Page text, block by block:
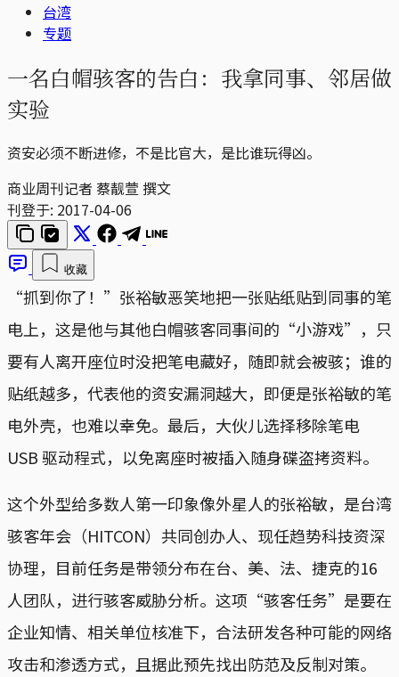
台湾
专题
一名白帽骇客的告白：我拿同事、邻居做
实验
资安必须不断进修，不是比官大，是比谁玩得凶。
商业周刊记者 蔡靓萱 撰文
刊登于: 2017-04-06
收藏
“抓到你了！”张裕敏恶笑地把一张贴纸贴到同事的笔
电上，这是他与其他白帽骇客同事间的“小游戏”，只
要有人离开座位时没把笔电藏好，随即就会被骇；谁的
贴纸越多，代表他的资安漏洞越大，即便是张裕敏的笔
电外壳，也难以幸免。最后，大伙儿选择移除笔电
USB 驱动程式，以免离座时被插入随身碟盗拷资料。
这个外型给多数人第一印象像外星人的张裕敏，是台湾
骇客年会（HITCON）共同创办人、现任趋势科技资深
协理，目前任务是带领分布在台、美、法、捷克的16
人团队，进行骇客威胁分析。这项“骇客任务”是要在
企业知情、相关单位核准下，合法研发各种可能的网络
攻击和渗透方式，且据此预先找出防范及反制对策。